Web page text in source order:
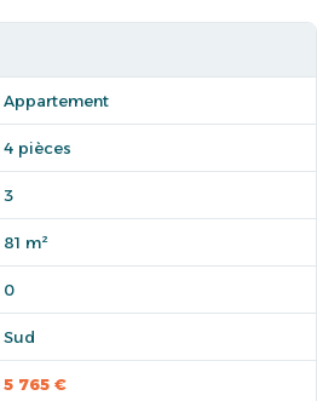
Appartement
4 pièces
3
81 m²
0
Sud
5 765 €